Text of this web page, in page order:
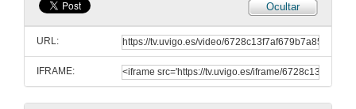
Ocultar
URL:
IFRAME:
METABOLISMO Y SU PATOLOGÍA: Fosforilación oxidativa
30 de out. de 2024
ENDOCRINOLOGÍA BÁSICA Y CLÍNICA: Metabolismo calcio-fósforo-magnesio y su patología (I)